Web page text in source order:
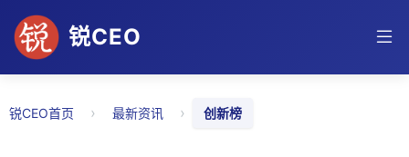
锐CEO
锐CEO首页 › 最新资讯 › 创新榜